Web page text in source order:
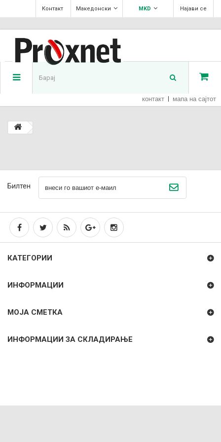
Најави се
MKD
Македонски
Контакт
контакт мапа на сајтот
Билтен
КАТЕГОРИИ
ИНФОРМАЦИИ
МОЈА СМЕТКА
ИНФОРМАЦИИ ЗА СКЛАДИРАЊЕ